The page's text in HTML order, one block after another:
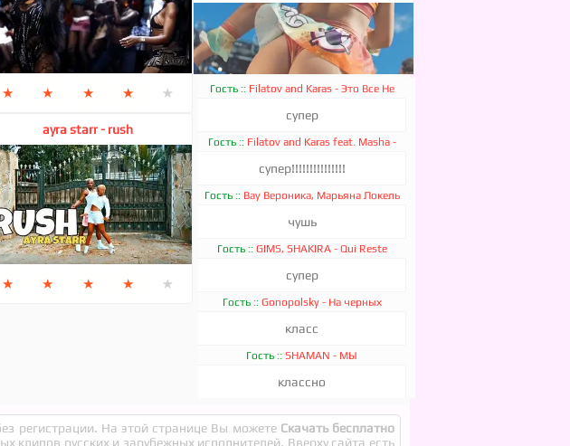
★ ★ ★ ★ ★
ayra starr - rush
★ ★ ★ ★ ★
★ ★ ★ ★ ★
Above and Beyond, Sadrican - Can
Гость :: Filatov and Karas - Это Все Не
супер
Гость :: Filatov and Karas feat. Masha -
супер!!!!!!!!!!!!!!!
Гость :: Вау Вероника, Марьяна Локель
чушь
Гость :: GIMS, SHAKIRA - Qui Reste
супер
Гость :: Gonopolsky - На черных
класс
Гость :: SHAMAN - МЫ
классно
Тодоренко - Подруга
очень хороший интересный клип
регистрации. На этой странице Вы можете Скачать бесплатно
клипов русских и зарубежных исполнителей. Вверху сайта есть